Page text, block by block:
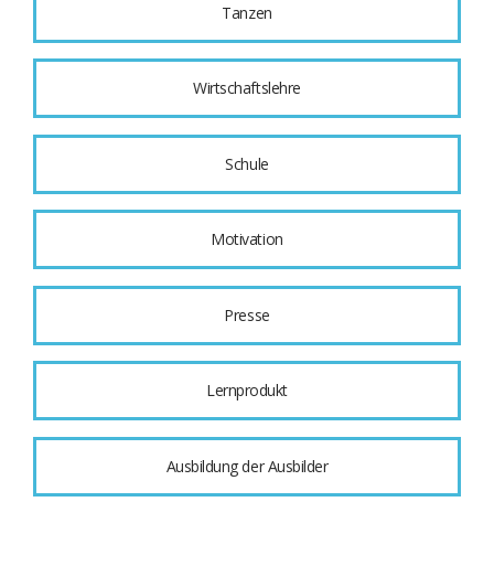
Tanzen
Wirtschaftslehre
Schule
Motivation
Presse
Lernprodukt
Ausbildung der Ausbilder